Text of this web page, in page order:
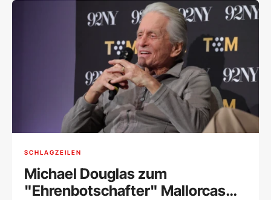
SCHLAGZEILEN
Michael Douglas zum
"Ehrenbotschafter" Mallorcas